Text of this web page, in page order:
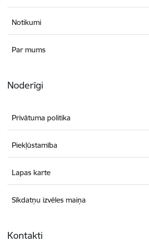
Notikumi
Par mums
Noderīgi
Privātuma politika
Piekļūstamība
Lapas karte
Sīkdatņu izvēles maiņa
Kontakti